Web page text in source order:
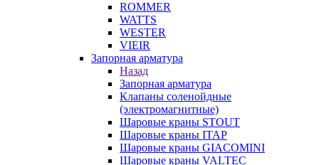
ROMMER
WATTS
WESTER
VIEIR
Запорная арматура
Назад
Запорная арматура
Клапаны соленойдные
(электромагнитные)
Шаровые краны STOUT
Шаровые краны ITAP
Шаровые краны GIACOMINI
Шаровые краны VALTEC